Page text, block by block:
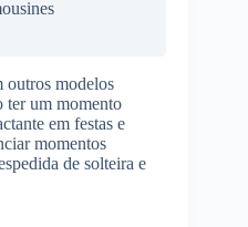
outros modelos
ter um momento
em festas e
momentos
de solteira e